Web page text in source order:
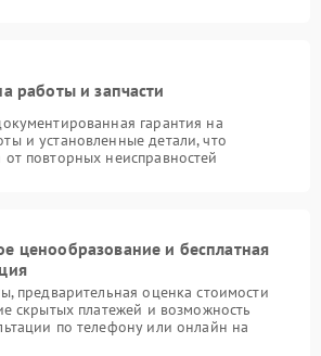
работы и запчасти
гарантия на
и установленные детали, что
повторных неисправностей
ценообразование и бесплатная
предварительная оценка стоимости
скрытых платежей и возможность
по телефону или онлайн на